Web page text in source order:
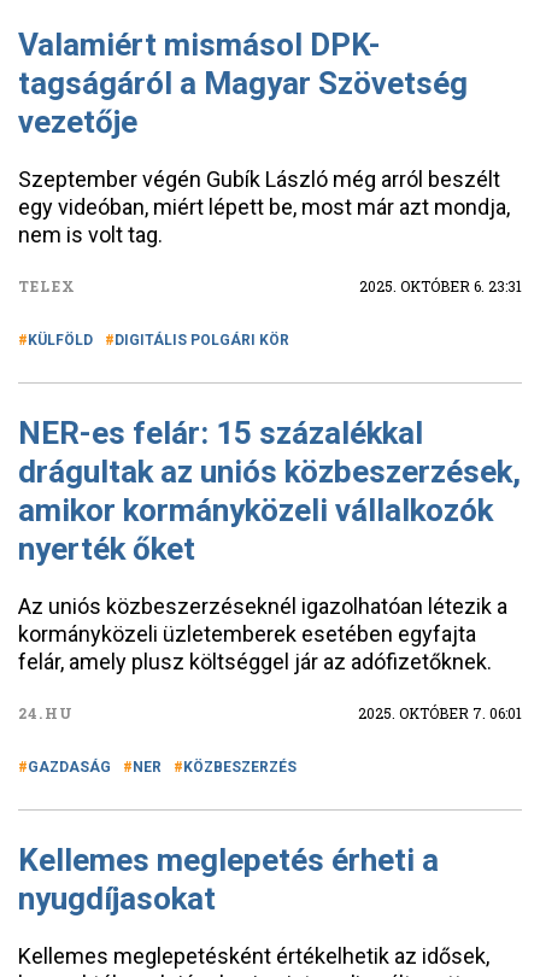
Valamiért mismásol DPK-
tagságáról a Magyar Szövetség
vezetője
Szeptember végén Gubík László még arról beszélt
egy videóban, miért lépett be, most már azt mondja,
nem is volt tag.
TELEX 2025. OKTÓBER 6. 23:31
KÜLFÖLD DIGITÁLIS POLGÁRI KÖR
NER-es felár: 15 százalékkal
drágultak az uniós közbeszerzések,
amikor kormányközeli vállalkozók
nyerték őket
Az uniós közbeszerzéseknél igazolhatóan létezik a
kormányközeli üzletemberek esetében egyfajta
felár, amely plusz költséggel jár az adófizetőknek.
24.HU 2025. OKTÓBER 7. 06:01
GAZDASÁG NER KÖZBESZERZÉS
Kellemes meglepetés érheti a
nyugdíjasokat
Kellemes meglepetésként értékelhetik az idősek,